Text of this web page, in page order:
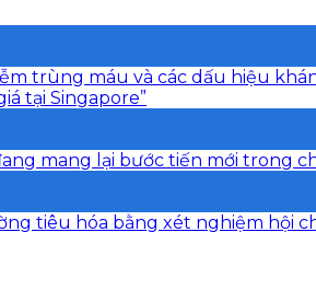
trùng máu và các dấu hiệu
tại Singapore”
mang lại bước tiến mới trong
tiêu hóa bằng xét nghiệm hội